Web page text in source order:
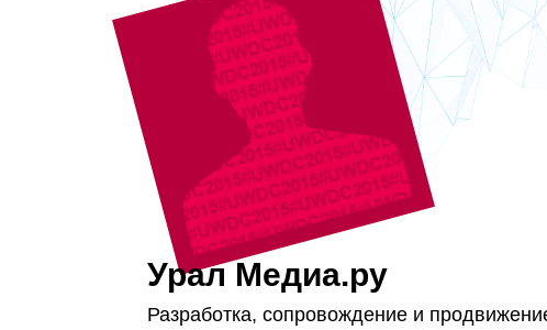
Урал Медиа.ру
Разработка, сопровождение и